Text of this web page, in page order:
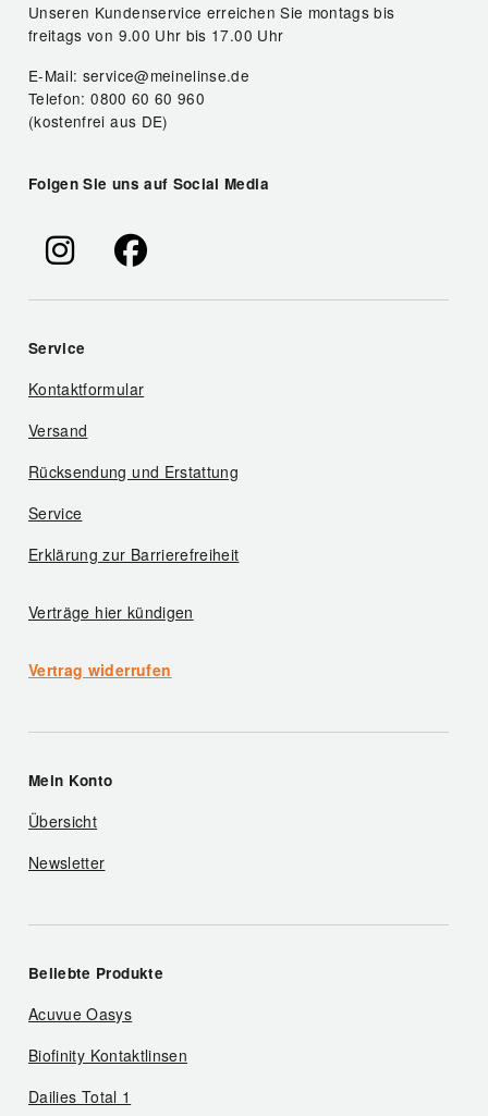
Unseren Kundenservice erreichen Sie montags bis
freitags von 9.00 Uhr bis 17.00 Uhr
E-Mail: service@meinelinse.de
Telefon: 0800 60 60 960
(kostenfrei aus DE)
Folgen Sie uns auf Social Media
Service
Kontaktformular
Versand
Rücksendung und Erstattung
Service
Erklärung zur Barrierefreiheit
Verträge hier kündigen
Vertrag widerrufen
Mein Konto
Übersicht
Newsletter
Beliebte Produkte
Acuvue Oasys
Biofinity Kontaktlinsen
Dailies Total 1